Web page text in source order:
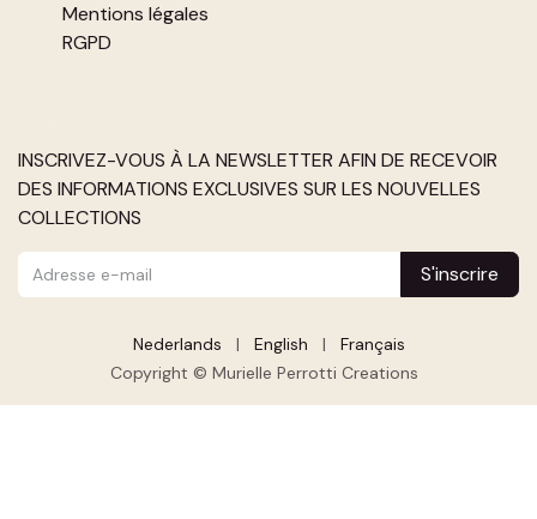
Mentions légales
RGPD
INSCRIVEZ-VOUS À LA NEWSLETTER AFIN DE RECEVOIR
DES INFORMATIONS EXCLUSIVES SUR LES NOUVELLES
COLLECTIONS
S'inscrire
Copyright © Murielle Perrotti Creations
Nederlands | English | Français